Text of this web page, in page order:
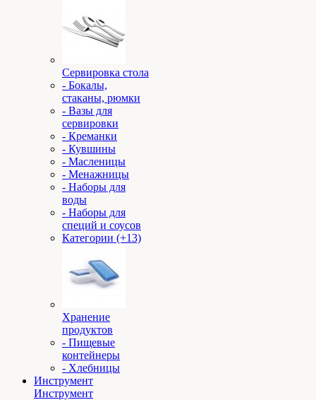
Сервировка стола
- Бокалы,
стаканы, рюмки
- Вазы для
сервировки
- Креманки
- Кувшины
- Масленицы
- Менажницы
- Наборы для
воды
- Наборы для
специй и соусов
Категории (+13)
Хранение
продуктов
- Пищевые
контейнеры
- Хлебницы
Инструмент
Инструмент